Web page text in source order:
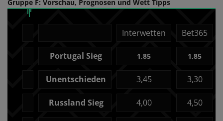
Gruppe F: Vorschau, Prognosen und Wett Tipps
Interwetten Bet365
Portugal Sieg 1,85 1,85
Unentschieden 3,45 3,30
Russland Sieg 4,00 4,50